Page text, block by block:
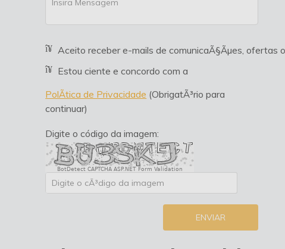
Aceito receber e-mails de comunicaÃ§Ãµes, ofertas
Estou ciente e concordo com a
PolÃ­tica de Privacidade (ObrigatÃ³rio para
continuar)
Digite o código da imagem:
BotDetect CAPTCHA ASP.NET Form Validation
ENVIAR